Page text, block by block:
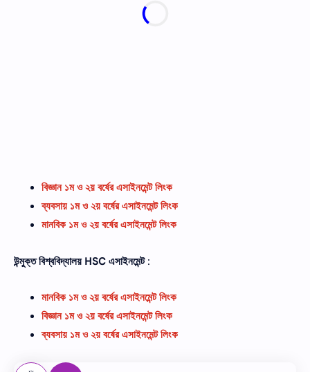
বিজ্ঞান ১ম ও ২য় বর্ষের এসাইনমেন্ট লিংক
ব্যবসায় ১ম ও ২য় বর্ষের এসাইনমেন্ট লিংক
মানবিক ১ম ও ২য় বর্ষের এসাইনমেন্ট লিংক
উন্মুক্ত বিশ্ববিদ্যালয় HSC এসাইনমেন্ট:
মানবিক ১ম ও ২য় বর্ষের এসাইনমেন্ট লিংক
বিজ্ঞান ১ম ও ২য় বর্ষের এসাইনমেন্ট লিংক
ব্যবসায় ১ম ও ২য় বর্ষের এসাইনমেন্ট লিংক